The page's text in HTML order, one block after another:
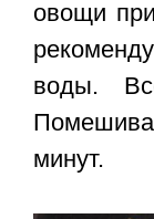
овощи
воды.
минут.